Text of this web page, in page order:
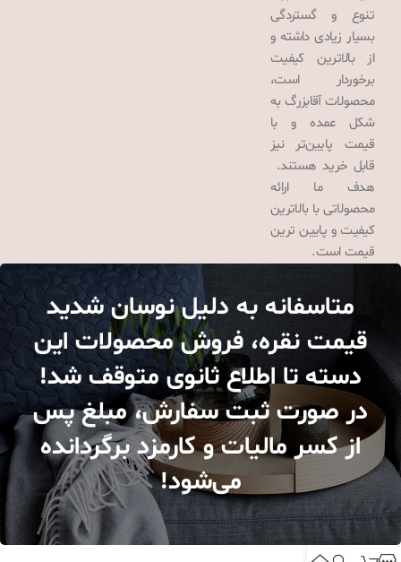
تنوع و گستردگی
بسیار زیادی داشته و
از بالاترین کیفیت
برخوردار است،
محصولات آقابزرگ به
شکل عمده و با
قیمت پایین‌تر نیز
قابل خرید هستند.
هدف ما ارائه
محصولاتی با بالاترین
کیفیت و پایین ترین
قیمت است.
متاسفانه به دلیل نوسان شدید
قیمت نقره، فروش محصولات این
دسته تا اطلاع ثانوی متوقف شد!
در صورت ثبت سفارش، مبلغ پس
از کسر مالیات و کارمزد برگردانده
می‌شود!